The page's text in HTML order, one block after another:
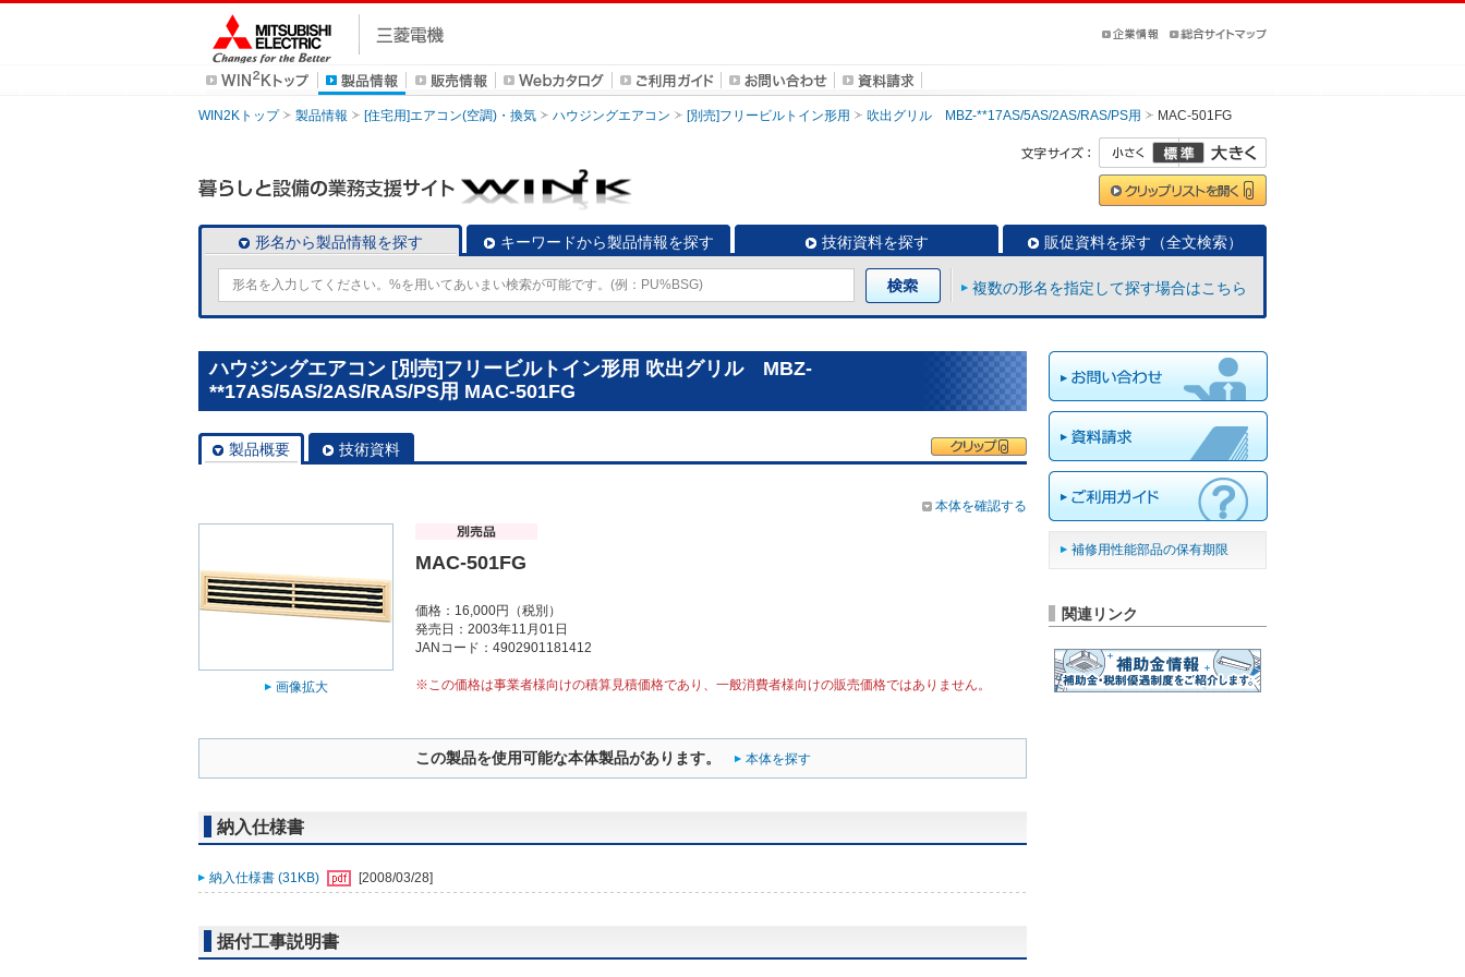
WIN2Kトップ 製品情報 [住宅用]エアコン(空調)・換気 ハウジングエアコン [別売]フリービルトイン形用 吹出グリル MBZ-**17AS/5AS/2AS/RAS/PS用 MAC-501FG
形名から製品情報を探す キーワードから製品情報を探す 技術資料を探す 販促資料を探す（全文検索）
複数の形名を指定して探す場合はこちら
ハウジングエアコン [別売]フリービルトイン形用 吹出グリル MBZ-
**17AS/5AS/2AS/RAS/PS用 MAC-501FG
製品概要 技術資料
本体を確認する
画像拡大
MAC-501FG
価格：16,000円（税別）
発売日：2003年11月01日
JANコード：4902901181412
※この価格は事業者様向けの積算見積価格であり、一般消費者様向けの販売価格ではありません。
この製品を使用可能な本体製品があります。 本体を探す
納入仕様書
納入仕様書 (31KB) [2008/03/28]
据付工事説明書
補修用性能部品の保有期限
関連リンク